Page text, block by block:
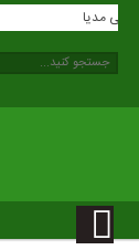
زندگی مدیا